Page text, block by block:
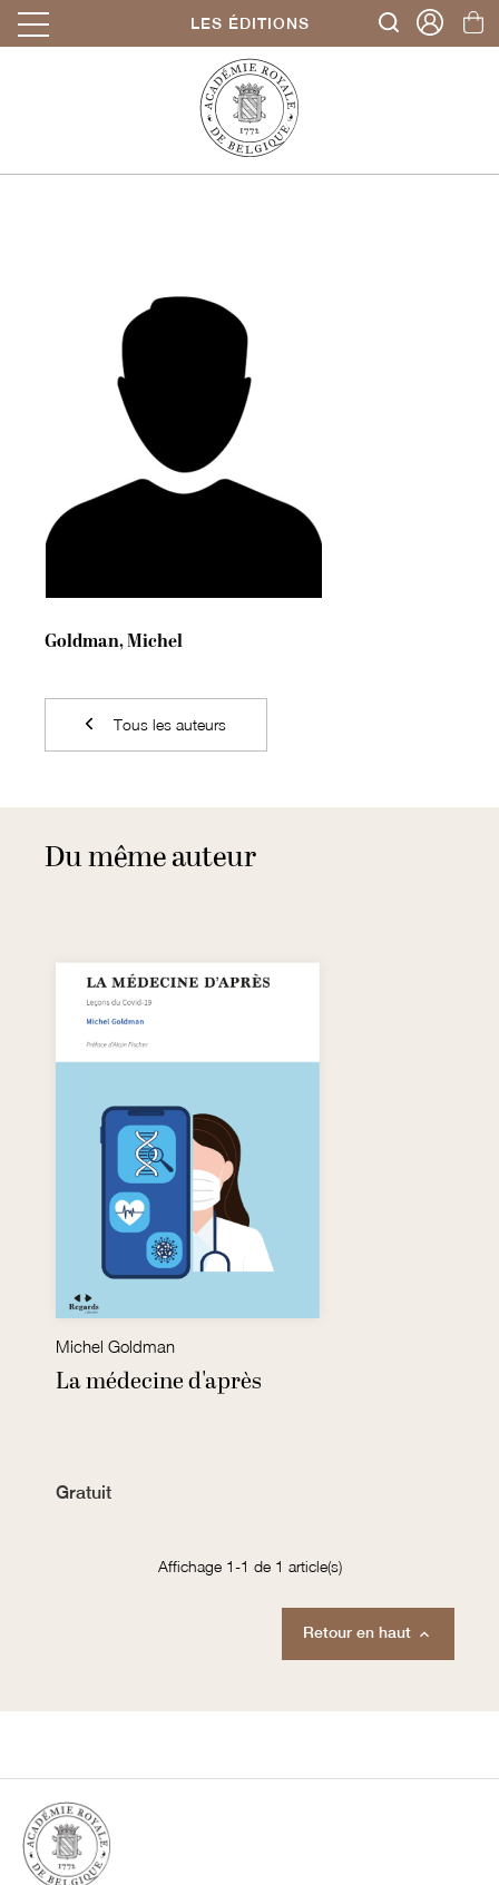
LES ÉDITIONS
Goldman, Michel
Tous les auteurs
Du même auteur
Michel Goldman
La médecine d'après
Gratuit
Affichage 1-1 de 1 article(s)
Retour en haut 